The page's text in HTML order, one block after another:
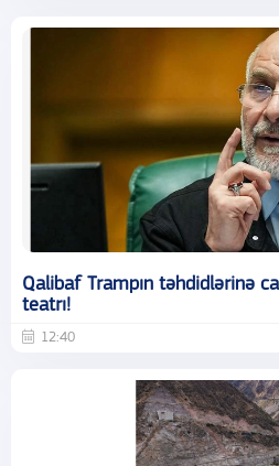
Qalibaf Trampın təhdidlərinə
teatrı!
12:40